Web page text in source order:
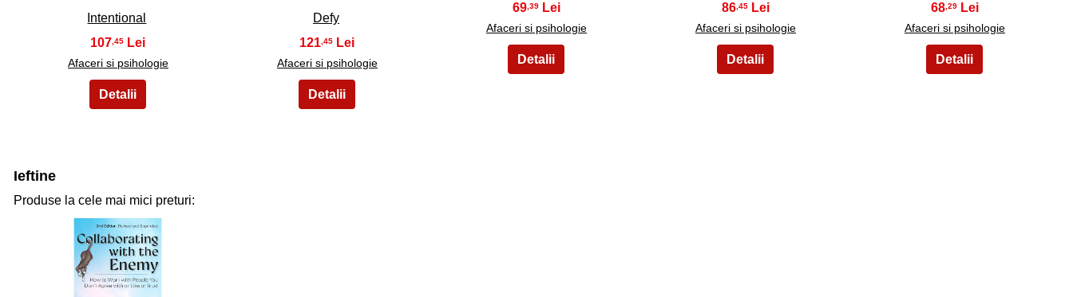
Intentional
107 ,45
Afaceri si psihologie
Defy
121 ,45
Afaceri si psihologie
69,39
Afaceri si psihologie
86,45
Afaceri si psihologie
68,29
Afaceri si psihologie
Ieftine
Produse la cele mai mici preturi:
31